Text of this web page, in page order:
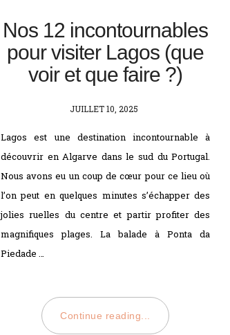
Nos 12 incontournables
pour visiter Lagos (que
voir et que faire ?)
POSTED
JUILLET 10, 2025
Lagos est une destination incontournable à
découvrir en Algarve dans le sud du Portugal.
Nous avons eu un coup de cœur pour ce lieu où
l’on peut en quelques minutes s’échapper des
jolies ruelles du centre et partir profiter des
magnifiques plages. La balade à Ponta da
Piedade …
Continue reading...